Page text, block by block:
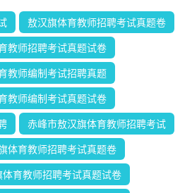
敖汉旗体育教师招聘考试真题卷
教师招聘考试真题试卷
教师编制考试招聘真题
教师编制考试真题试卷
赤峰市敖汉旗体育教师招聘考试
体育教师招聘考试真题卷
育教师招聘考试真题试卷